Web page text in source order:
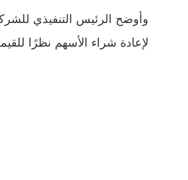
وأوضح الرئيس التنفيذي
لإعادة شراء الأسهم نظرًا